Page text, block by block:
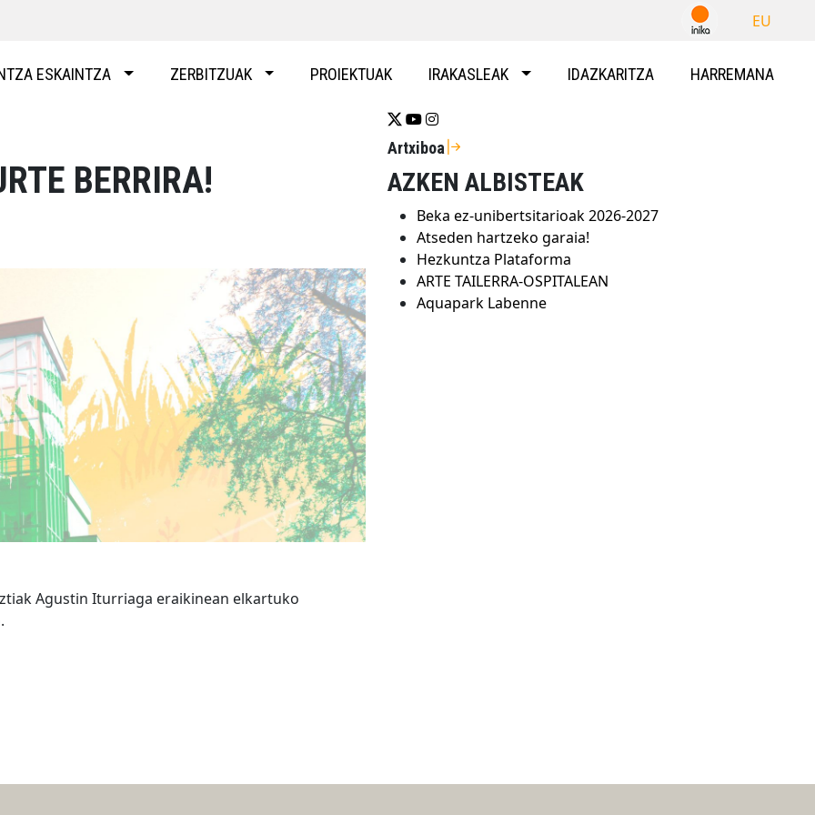
EU
ESKAINTZA ZERBITZUAK PROIEKTUAK IRAKASLEAK IDAZKARITZA HARREMANA
BERRIRA!
Agustin Iturriaga eraikinean elkartuko
Se abrirá nueva ventana-twitter
Se abrirá nueva ventana-youtube
Se abrirá nueva ventana-instragram
Artxiboa
AZKEN ALBISTEAK
Beka ez-unibertsitarioak 2026-2027
Atseden hartzeko garaia!
Hezkuntza Plataforma
ARTE TAILERRA-OSPITALEAN
Aquapark Labenne